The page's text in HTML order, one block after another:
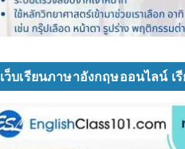
เว็บเรียนภาษาอังกฤษออนไลน์ เ